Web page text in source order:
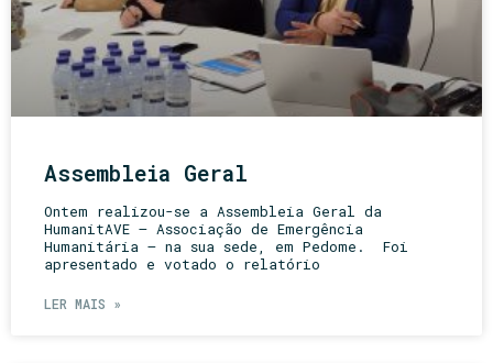
Assembleia Geral
Ontem realizou-se a Assembleia Geral da
HumanitAVE – Associação de Emergência
Humanitária – na sua sede, em Pedome. Foi
apresentado e votado o relatório
LER MAIS »